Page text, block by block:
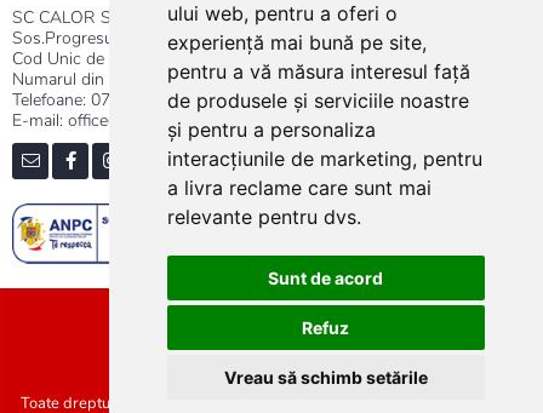
ului web, pentru a oferi o
experiență mai bună pe site,
pentru a vă măsura interesul față
de produsele și serviciile noastre
și pentru a personaliza
interacțiunile de marketing, pentru
a livra reclame care sunt mai
relevante pentru dvs.
Sunt de acord
Refuz
Vreau să schimb setările
SC CALOR SRL
Sos.Progresului nr.30-40, Sector 5, Bucuresti
Cod Unic de Inregistrare: RO 3004724
Numarul din Registrul Comertului:J40/13176/1991
Telefoane: 0737.23.44.44|021.411.44.44
E-mail: office@calor.ro
Toate drepturile rezervate SC Calor SRL :: Copyright 2021 :: Realizat de